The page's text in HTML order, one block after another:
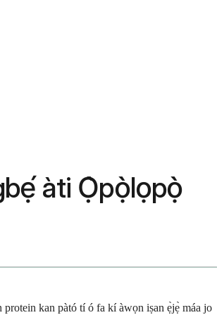
àti Ọ̀pọ̀lọpọ̀
kan pàtó tí ó fa kí àwọn iṣan ẹ̀jẹ̀ máa jo